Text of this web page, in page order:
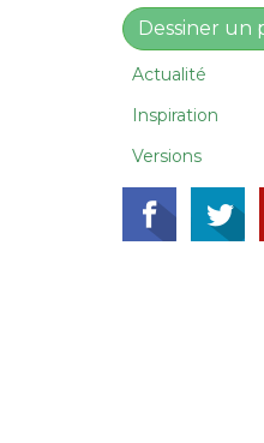
Dessiner un
Actualité
Inspiration
Versions